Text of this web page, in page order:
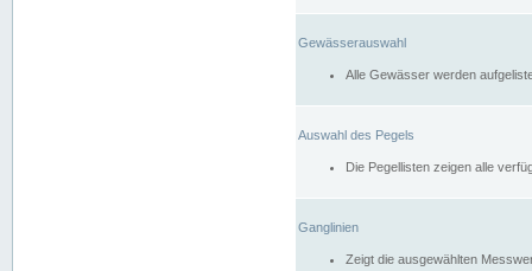
Gewässerauswahl
Alle Gewässer werden
Auswahl des Pegels
Die Pegellisten zeigen alle
Ganglinien
Zeigt die ausgewählten